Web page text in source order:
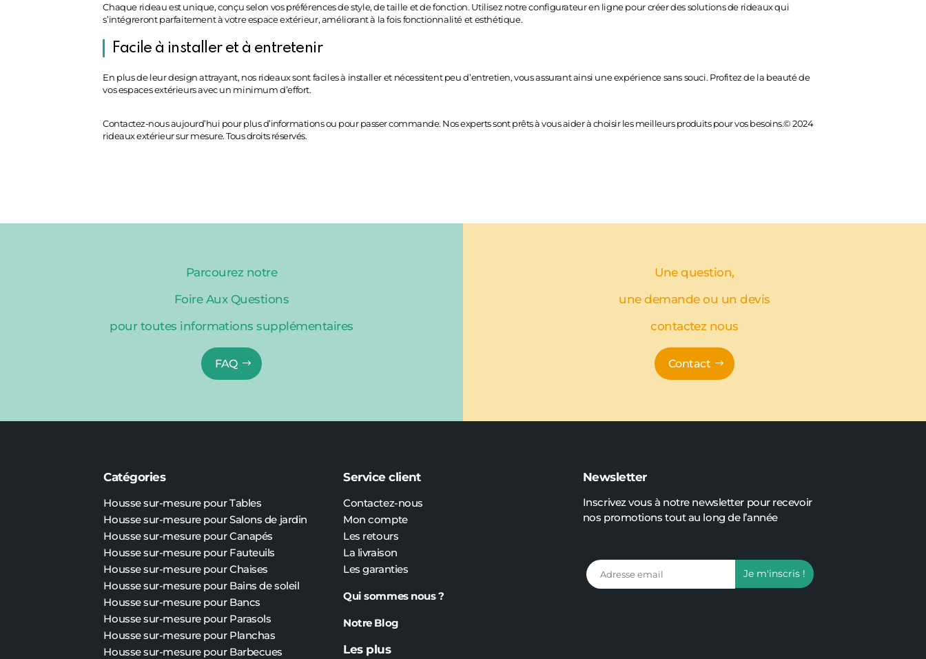
Chaque rideau est unique, conçu selon vos préférences de style, de taille et de fonction. Utilisez notre configurateur en ligne pour créer des solutions de rideaux qui
s’intégreront parfaitement à votre espace extérieur, améliorant à la fois fonctionnalité et esthétique.
Facile à installer et à entretenir
En plus de leur design attrayant, nos rideaux sont faciles à installer et nécessitent peu d’entretien, vous assurant ainsi une expérience sans souci. Profitez de la beauté de
vos espaces extérieurs avec un minimum d’effort.
Contactez-nous aujourd’hui pour plus d’informations ou pour passer commande. Nos experts sont prêts à vous aider à choisir les meilleurs produits pour vos besoins.© 2024
rideaux extérieur sur mesure. Tous droits réservés.
Parcourez notre
Foire Aux Questions
pour toutes informations supplémentaires
FAQ
Une question,
une demande ou un devis
contactez nous
Contact
Catégories
Housse sur-mesure pour Tables
Housse sur-mesure pour Salons de jardin
Housse sur-mesure pour Canapés
Housse sur-mesure pour Fauteuils
Housse sur-mesure pour Chaises
Housse sur-mesure pour Bains de soleil
Housse sur-mesure pour Bancs
Housse sur-mesure pour Parasols
Housse sur-mesure pour Planchas
Housse sur-mesure pour Barbecues
Service client
Contactez-nous
Mon compte
Les retours
La livraison
Les garanties
Qui sommes nous ?
Notre Blog
Les plus
Newsletter
Inscrivez vous à notre newsletter pour recevoir
nos promotions tout au long de l’année